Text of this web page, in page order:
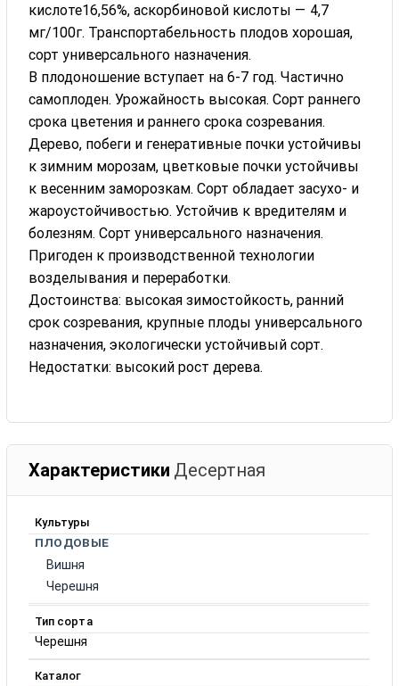
кислоте16,56%, аскорбиновой кислоты — 4,7
мг/100г. Транспортабельность плодов хорошая,
сорт универсального назначения.
В плодоношение вступает на 6-7 год. Частично
самоплоден. Урожайность высокая. Сорт раннего
срока цветения и раннего срока созревания.
Дерево, побеги и генеративные почки устойчивы
к зимним морозам, цветковые почки устойчивы
к весенним заморозкам. Сорт обладает засухо- и
жароустойчивостью. Устойчив к вредителям и
болезням. Сорт универсального назначения.
Пригоден к производственной технологии
возделывания и переработки.
Достоинства: высокая зимостойкость, ранний
срок созревания, крупные плоды универсального
назначения, экологически устойчивый сорт.
Недостатки: высокий рост дерева.
Характеристики Десертная
Культуры
ПЛОДОВЫЕ
Вишня
Черешня
Тип сорта
Черешня
Каталог